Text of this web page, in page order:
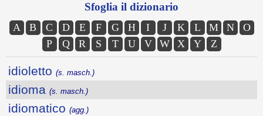
Sfoglia il dizionario
A B C D E F G H I J K L M N
O
P
Q R S T U V W X Y Z
idioletto (s. masch.)
idioma (s. masch.)
idiomatico (agg.)